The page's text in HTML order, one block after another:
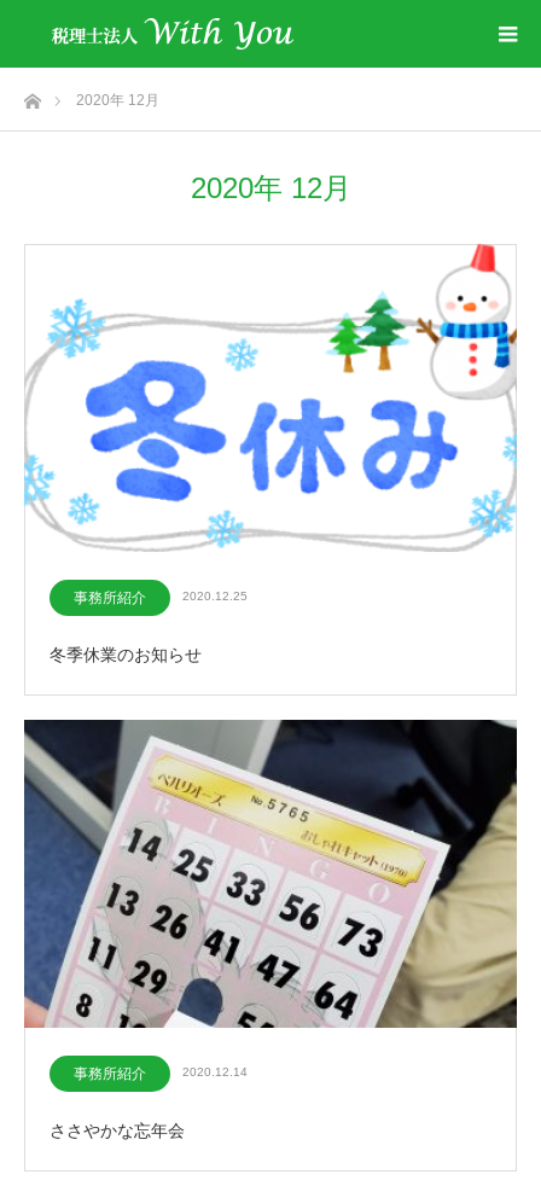
ホーム2020年 12月
2020年 12月
事務所紹介 2020.12.25
冬季休業のお知らせ
事務所紹介 2020.12.14
ささやかな忘年会